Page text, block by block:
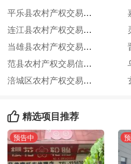
平乐县农村产权交易信息服务网
连江县农村产权交易信息服务网
当雄县农村产权交易信息服务网
范县农村产权交易信息服务网
涪城区农村产权交易信息服务网
 精选项目推荐
预告中